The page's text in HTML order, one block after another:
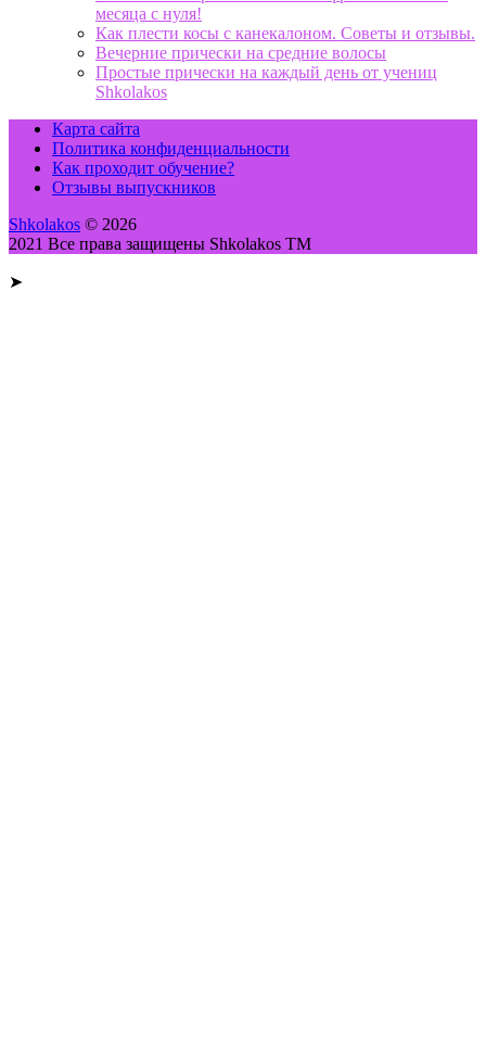
месяца с нуля!
Как плести косы с канекалоном. Советы и отзывы.
Вечерние прически на средние волосы
Простые прически на каждый день от учениц
Shkolakos
Карта сайта
Политика конфиденциальности
Как проходит обучение?
Отзывы выпускников
Shkolakos © 2026
2021 Все права защищены Shkolakos TM
➤